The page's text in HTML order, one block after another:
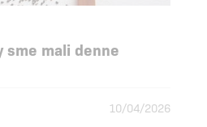
sme mali denne
10/04/2026